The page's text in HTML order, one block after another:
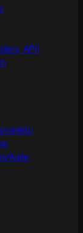
API)
Agile